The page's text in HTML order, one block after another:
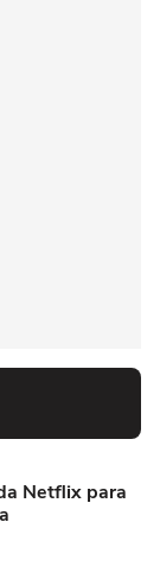
Netflix para